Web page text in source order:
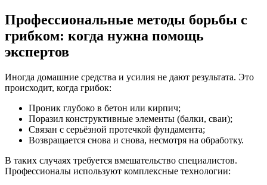
Профессиональные методы борьбы с
грибком: когда нужна помощь
экспертов
Иногда домашние средства и усилия не дают результата. Это
происходит, когда грибок:
Проник глубоко в бетон или кирпич;
Поразил конструктивные элементы (балки, сваи);
Связан с серьёзной протечкой фундамента;
Возвращается снова и снова, несмотря на обработку.
В таких случаях требуется вмешательство специалистов.
Профессионалы используют комплексные технологии: